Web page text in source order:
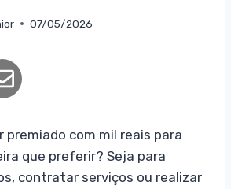
07/05/2026
premiado com mil reais para
que preferir? Seja para
contratar serviços ou realizar